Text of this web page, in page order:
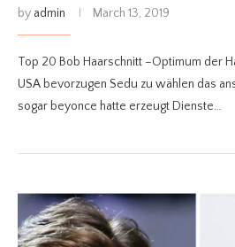
by admin March 13, 2019
Top 20 Bob Haarschnitt –Optimum der
USA bevorzugen Sedu zu wählen das
sogar beyonce hatte erzeugt Dienste…